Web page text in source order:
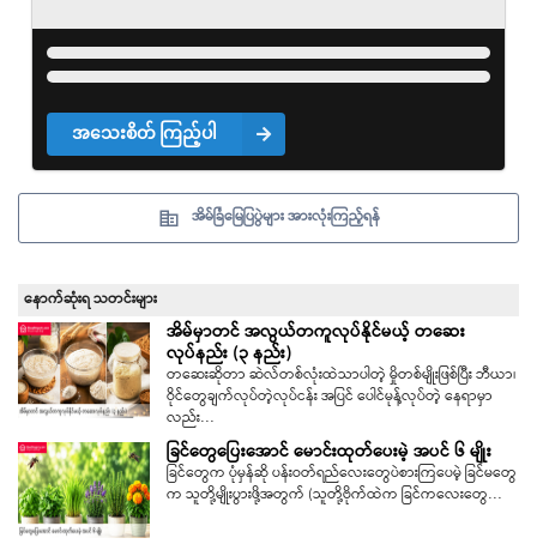
အသေးစိတ် ကြည့်ပါ
အိမ်ခြံမြေပြပွဲများ အားလုံးကြည့်ရန်
နောက်ဆုံးရ သတင်းများ
အိမ်မှာတင် အလွယ်တကူလုပ်နိုင်မယ့် တဆေး
လုပ်နည်း (၃ နည်း)
တဆေးဆိုတာ ဆဲလ်တစ်လုံးထဲသာပါတဲ့ မှိုတစ်မျိုးဖြစ်ပြီး ဘီယာ၊
ဝိုင်တွေချက်လုပ်တဲ့လုပ်ငန်း အပြင် ပေါင်မုန့်လုပ်တဲ့ နေရာမှာ
လည်း…
ခြင်တွေပြေးအောင် မောင်းထုတ်ပေးမဲ့ အပင် ၆ မျိုး
ခြင်တွေက ပုံမှန်ဆို ပန်းဝတ်ရည်လေးတွေပဲစားကြပေမဲ့ ခြင်မတွေ
က သူတို့မျိုးပွားဖို့အတွက် (သူတို့ဗိုက်ထဲက ခြင်ကလေးတွေ…